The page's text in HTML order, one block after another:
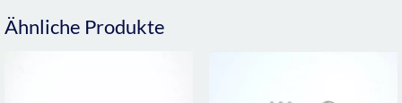
Ähnliche Produkte